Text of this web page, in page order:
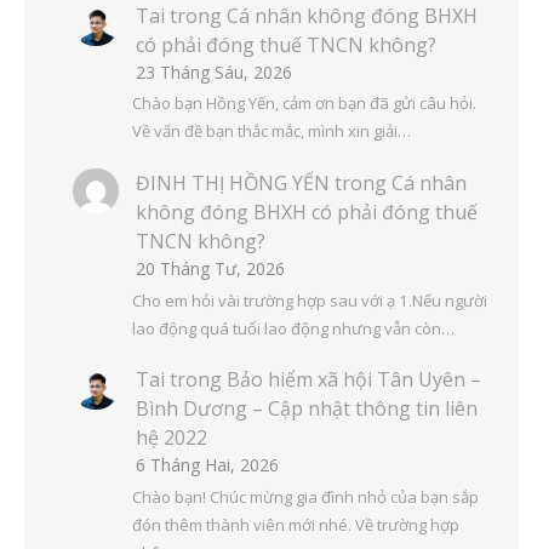
Tai trong Cá nhân không đóng BHXH
có phải đóng thuế TNCN không?
23 Tháng Sáu, 2026
Chào bạn Hồng Yến, cảm ơn bạn đã gửi câu hỏi.
Về vấn đề bạn thắc mắc, mình xin giải…
ĐINH THỊ HỒNG YẾN trong Cá nhân
không đóng BHXH có phải đóng thuế
TNCN không?
20 Tháng Tư, 2026
Cho em hỏi vài trường hợp sau với ạ 1.Nếu người
lao động quá tuổi lao động nhưng vẫn còn…
Tai trong Bảo hiểm xã hội Tân Uyên –
Bình Dương – Cập nhật thông tin liên
hệ 2022
6 Tháng Hai, 2026
Chào bạn! Chúc mừng gia đình nhỏ của bạn sắp
đón thêm thành viên mới nhé. Về trường hợp